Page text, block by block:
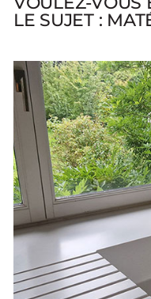
LE SUJET :